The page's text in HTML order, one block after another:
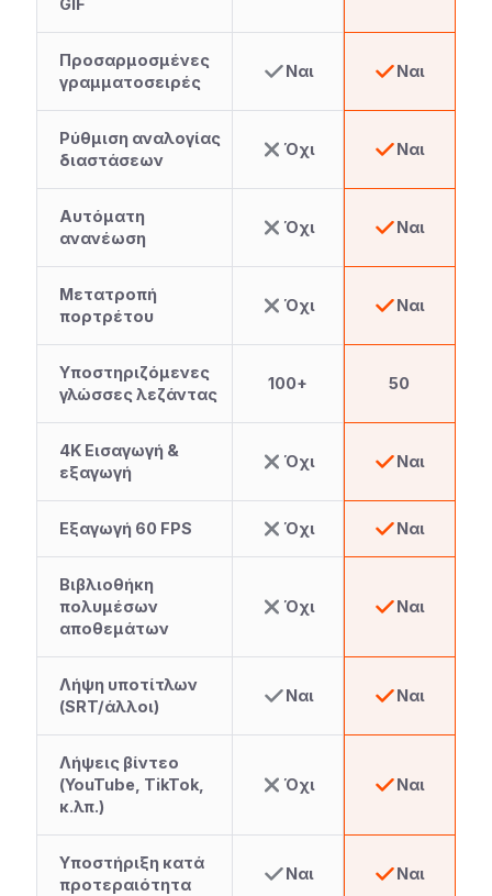
GIF
Προσαρμοσμένες
γραμματοσειρές
Ναι Ναι
Ρύθμιση αναλογίας
διαστάσεων
Όχι Ναι
Αυτόματη
ανανέωση
Όχι Ναι
Μετατροπή
πορτρέτου
Όχι Ναι
Υποστηριζόμενες
γλώσσες λεζάντας
100+ 50
4Κ Εισαγωγή &
εξαγωγή
Όχι Ναι
Εξαγωγή 60 FPS Όχι Ναι
Βιβλιοθήκη
πολυμέσων
αποθεμάτων
Όχι Ναι
Λήψη υποτίτλων
(SRT/άλλοι)
Ναι Ναι
Λήψεις βίντεο
(YouTube, TikTok,
κ.λπ.)
Όχι Ναι
Υποστήριξη κατά
προτεραιότητα
Ναι Ναι